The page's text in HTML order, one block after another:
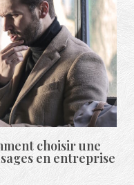
choisir une
en entreprise